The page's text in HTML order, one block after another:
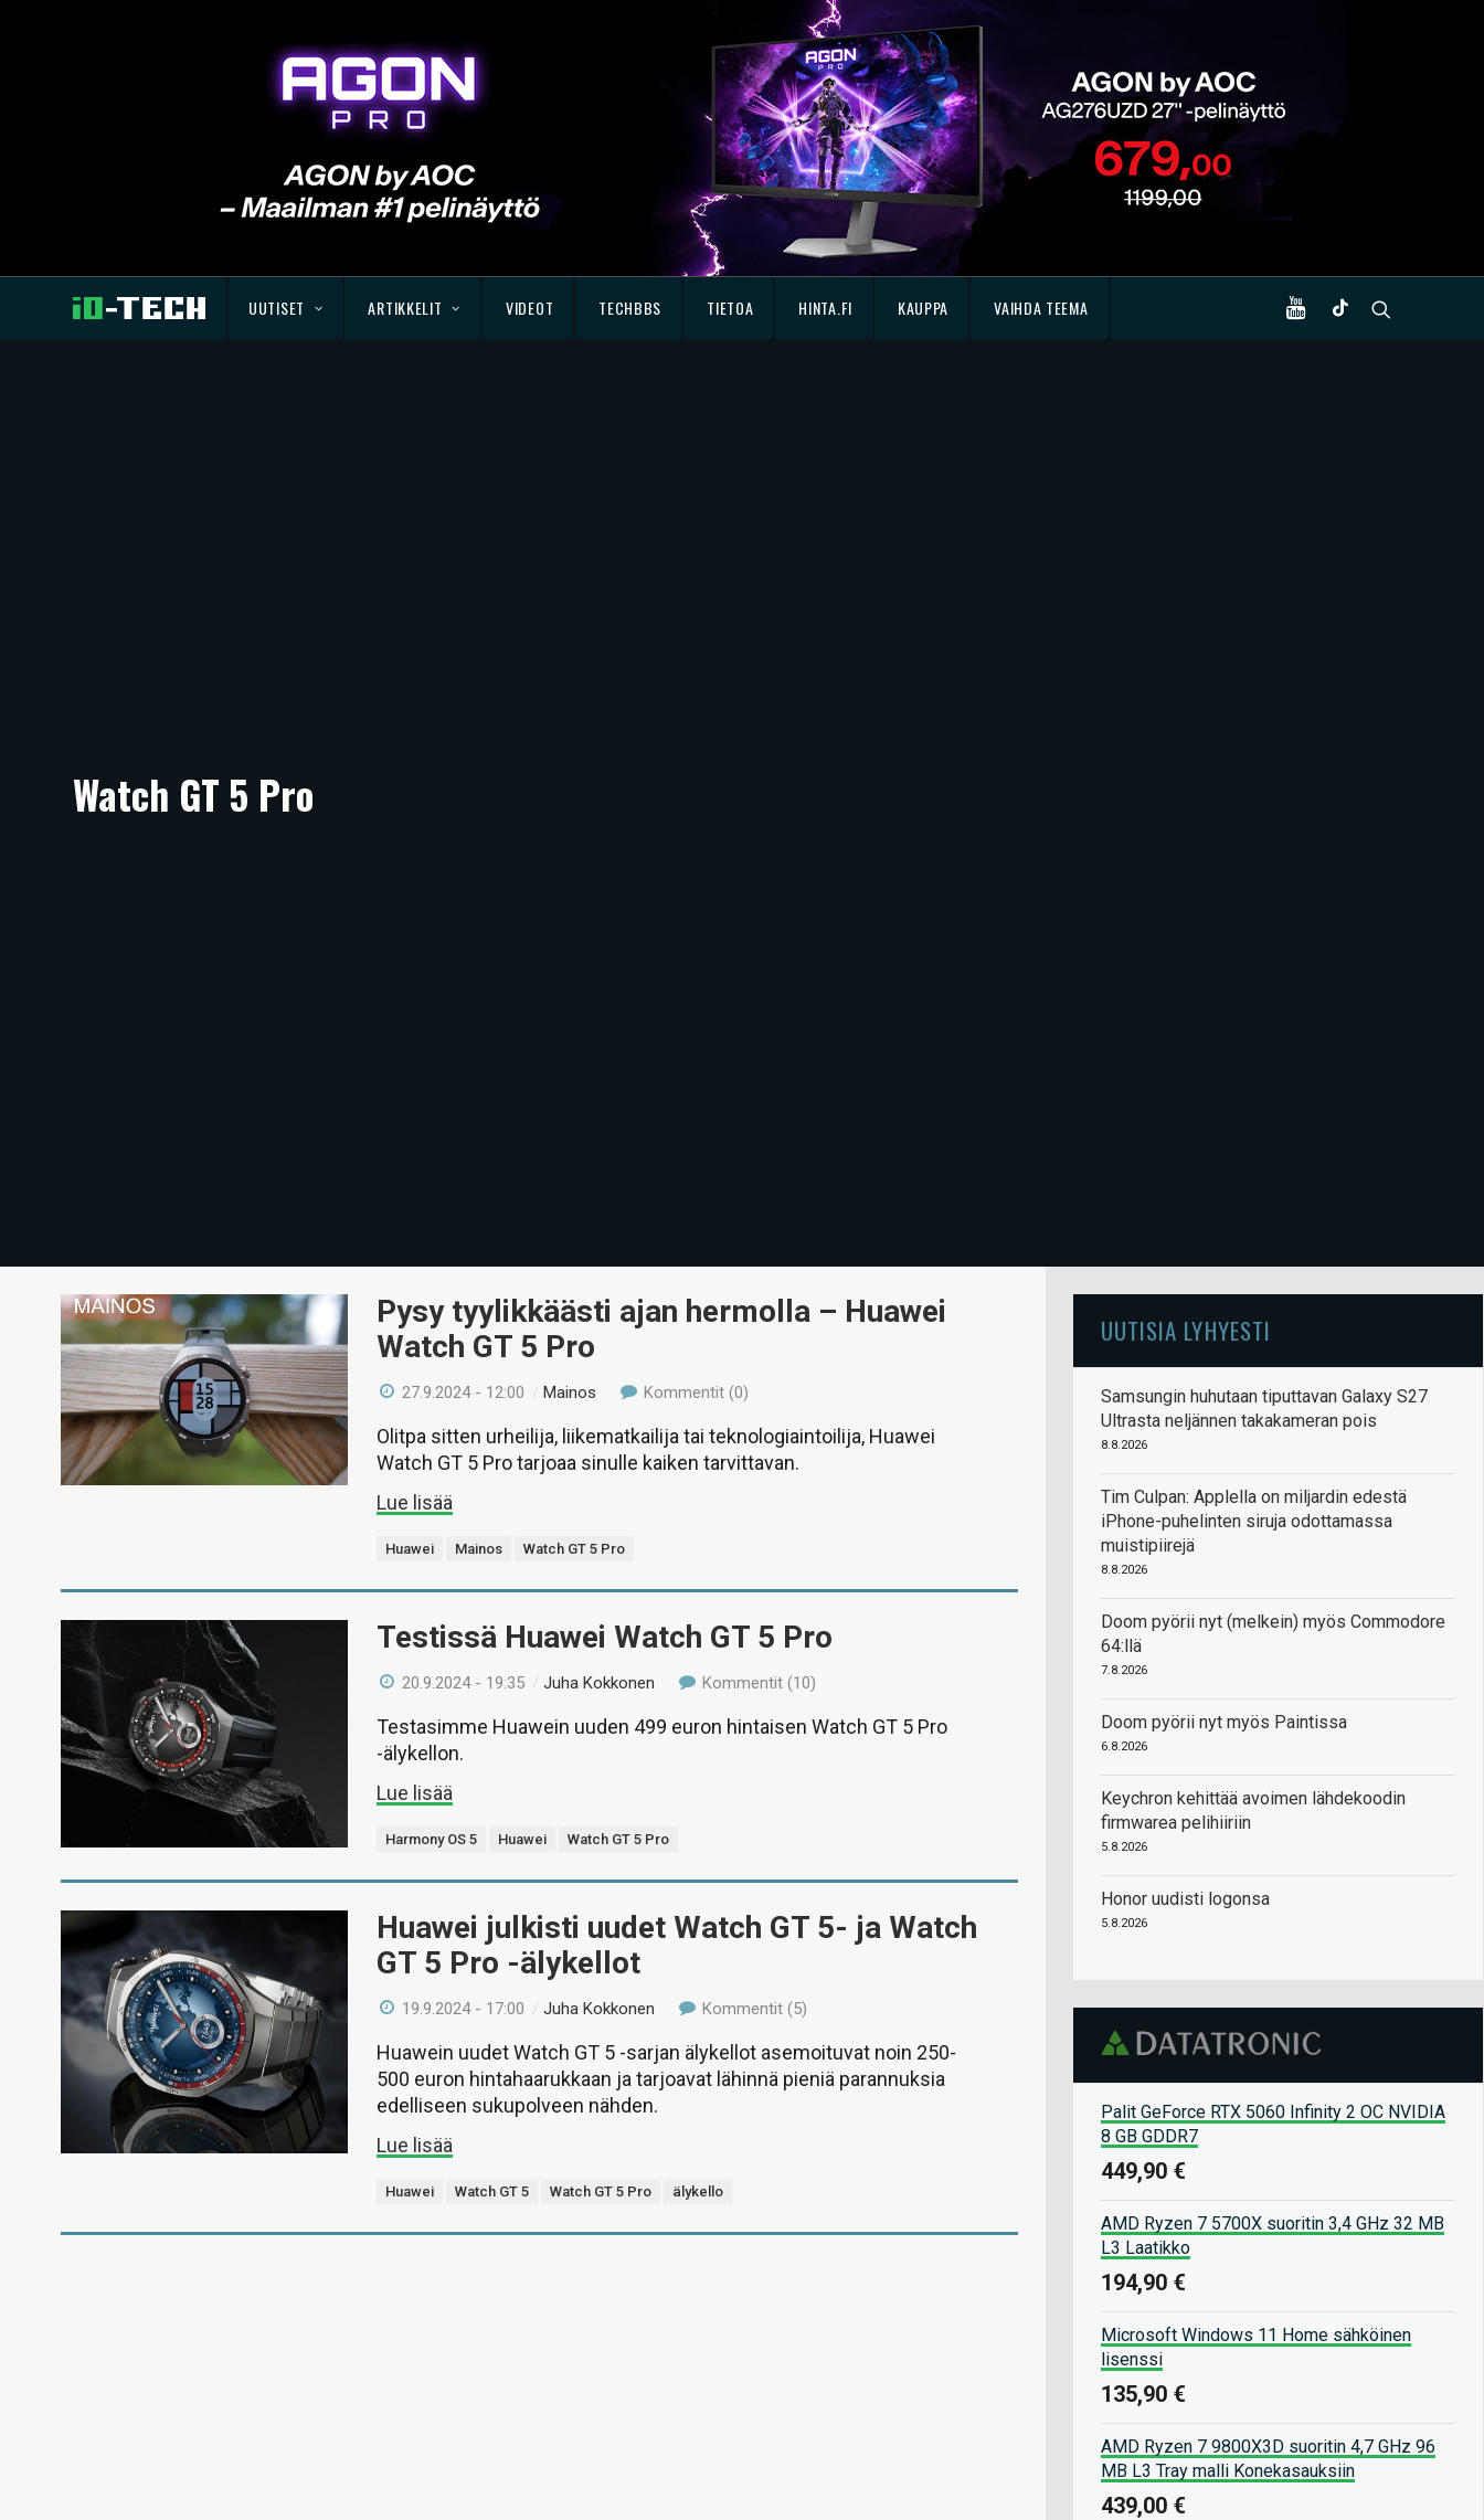
UUTISET ARTIKKELIT VIDEOT TECHBBS TIETOA HINTA.FI KAUPPA VAIHDA TEEMA
Watch GT 5 Pro
Pysy tyylikkäästi ajan hermolla – Huawei
Watch GT 5 Pro
27.9.2024 - 12:00 /Mainos Kommentit (0)
Olitpa sitten urheilija, liikematkailija tai teknologiaintoilija, Huawei
Watch GT 5 Pro tarjoaa sinulle kaiken tarvittavan.
Lue lisää
Huawei Mainos Watch GT 5 Pro
Testissä Huawei Watch GT 5 Pro
20.9.2024 - 19:35 /Juha Kokkonen Kommentit (10)
Testasimme Huawein uuden 499 euron hintaisen Watch GT 5 Pro
-älykellon.
Lue lisää
Harmony OS 5 Huawei Watch GT 5 Pro
Huawei julkisti uudet Watch GT 5- ja Watch
GT 5 Pro -älykellot
19.9.2024 - 17:00 /Juha Kokkonen Kommentit (5)
Huawein uudet Watch GT 5 -sarjan älykellot asemoituvat noin 250-
500 euron hintahaarukkaan ja tarjoavat lähinnä pieniä parannuksia
edelliseen sukupolveen nähden.
Lue lisää
Huawei Watch GT 5 Watch GT 5 Pro älykello
UUTISIA LYHYESTI
Samsungin huhutaan tiputtavan Galaxy S27
Ultrasta neljännen takakameran pois
8.8.2026
Tim Culpan: Applella on miljardin edestä
iPhone-puhelinten siruja odottamassa
muistipiirejä
8.8.2026
Doom pyörii nyt (melkein) myös Commodore
64:llä
7.8.2026
Doom pyörii nyt myös Paintissa
6.8.2026
Keychron kehittää avoimen lähdekoodin
firmwarea pelihiiriin
5.8.2026
Honor uudisti logonsa
5.8.2026
Palit GeForce RTX 5060 Infinity 2 OC NVIDIA
8 GB GDDR7
449,90 €
AMD Ryzen 7 5700X suoritin 3,4 GHz 32 MB
L3 Laatikko
194,90 €
Microsoft Windows 11 Home sähköinen
lisenssi
135,90 €
AMD Ryzen 7 9800X3D suoritin 4,7 GHz 96
MB L3 Tray malli Konekasauksiin
439,00 €